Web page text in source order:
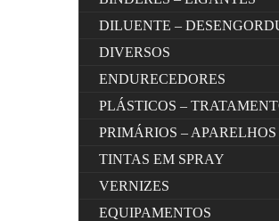
DILUENTE –
DIVERSOS
ENDURECEDORES
PLÁSTICOS –
PRIMÁRIOS – APARELHOS
TINTAS EM SPRAY
VERNIZES
EQUIPAMENTOS